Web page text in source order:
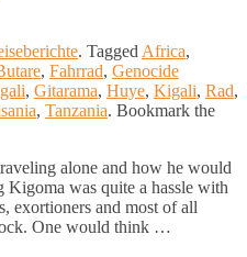
. Tagged Africa,
, Fahrrad, Genocide
, Gitarama, Huye, Kigali, Rad,
, Tanzania. Bookmark the
alone and how he would
was quite a hassle with
exortioners and most of all
One would think …